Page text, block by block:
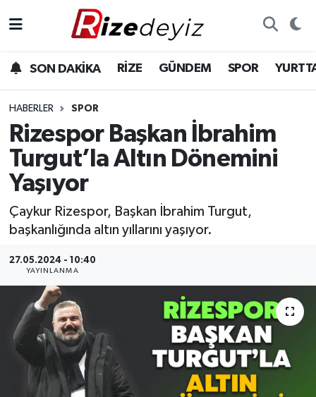
SON DAKİKA RİZE GÜNDEM SPOR
HABERLER SPOR
Rizespor Başkan İbrahim
Turgut’la Altın Dönemini
Yaşıyor
Çaykur Rizespor, Başkan İbrahim Turgut,
başkanlığında altın yıllarını yaşıyor.
27.05.2024 - 10:40
YAYINLANMA
Gündem
Yurttan Haberler
Ekonomi
Teknoloji
Sağlık
Rize Hava Durumu
Rize Trafik Yoğunluk Haritası
Süper Lig Puan Durumu ve Fikstür
Tüm Manşetler
Son Dakika Haberleri
Haber Arşivi